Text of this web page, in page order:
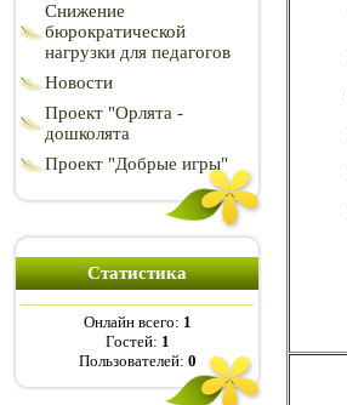
Снижение
бюрократической
нагрузки для педагогов
Новости
Проект "Орлята -
дошколята
Проект "Добрые игры"
Статистика
Онлайн всего: 1
Гостей: 1
Пользователей: 0